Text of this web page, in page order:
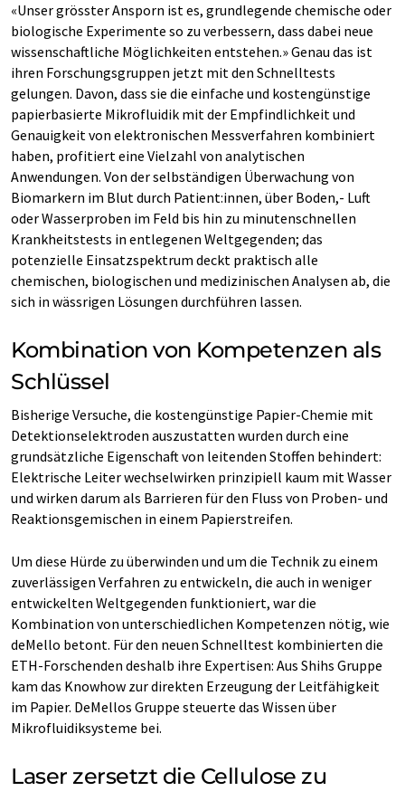
«Unser grösster Ansporn ist es, grundlegende chemische oder
biologische Experimente so zu verbessern, dass dabei neue
wissenschaftliche Möglichkeiten entstehen.» Genau das ist
ihren Forschungsgruppen jetzt mit den Schnelltests
gelungen. Davon, dass sie die einfache und kostengünstige
papierbasierte Mikrofluidik mit der Empfindlichkeit und
Genauigkeit von elektronischen Messverfahren kombiniert
haben, profitiert eine Vielzahl von analytischen
Anwendungen. Von der selbständigen Überwachung von
Biomarkern im Blut durch Patient:innen, über Boden,- Luft
oder Wasserproben im Feld bis hin zu minutenschnellen
Krankheitstests in entlegenen Weltgegenden; das
potenzielle Einsatzspektrum deckt praktisch alle
chemischen, biologischen und medizinischen Analysen ab, die
sich in wässrigen Lösungen durchführen lassen.
Kombination von Kompetenzen als
Schlüssel
Bisherige Versuche, die kostengünstige Papier-​Chemie mit
Detektionselektroden auszustatten wurden durch eine
grundsätzliche Eigenschaft von leitenden Stoffen behindert:
Elektrische Leiter wechselwirken prinzipiell kaum mit Wasser
und wirken darum als Barrieren für den Fluss von Proben-​ und
Reaktionsgemischen in einem Papierstreifen.
Um diese Hürde zu überwinden und um die Technik zu einem
zuverlässigen Verfahren zu entwickeln, die auch in weniger
entwickelten Weltgegenden funktioniert, war die
Kombination von unterschiedlichen Kompetenzen nötig, wie
deMello betont. Für den neuen Schnelltest kombinierten die
ETH-​Forschenden deshalb ihre Expertisen: Aus Shihs Gruppe
kam das Knowhow zur direkten Erzeugung der Leitfähigkeit
im Papier. DeMellos Gruppe steuerte das Wissen über
Mikrofluidiksysteme bei.
Laser zersetzt die Cellulose zu